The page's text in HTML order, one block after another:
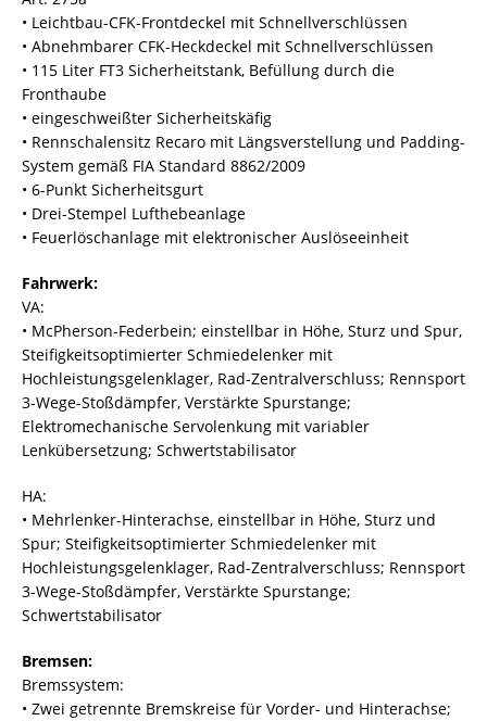
• Leichtbau-CFK-Frontdeckel mit Schnellverschlüssen
• Abnehmbarer CFK-Heckdeckel mit Schnellverschlüssen
• 115 Liter FT3 Sicherheitstank, Befüllung durch die
Fronthaube
• eingeschweißter Sicherheitskäfig
• Rennschalensitz Recaro mit Längsverstellung und Padding-
System gemäß FIA Standard 8862/2009
• 6-Punkt Sicherheitsgurt
• Drei-Stempel Lufthebeanlage
• Feuerlöschanlage mit elektronischer Auslöseeinheit
Fahrwerk:
VA:
• McPherson-Federbein; einstellbar in Höhe, Sturz und Spur,
Steifigkeitsoptimierter Schmiedelenker mit
Hochleistungsgelenklager, Rad-Zentralverschluss; Rennsport
3-Wege-Stoßdämpfer, Verstärkte Spurstange;
Elektromechanische Servolenkung mit variabler
Lenkübersetzung; Schwertstabilisator
HA:
• Mehrlenker-Hinterachse, einstellbar in Höhe, Sturz und
Spur; Steifigkeitsoptimierter Schmiedelenker mit
Hochleistungsgelenklager, Rad-Zentralverschluss; Rennsport
3-Wege-Stoßdämpfer, Verstärkte Spurstange;
Schwertstabilisator
Bremsen:
Bremssystem:
• Zwei getrennte Bremskreise für Vorder- und Hinterachse;